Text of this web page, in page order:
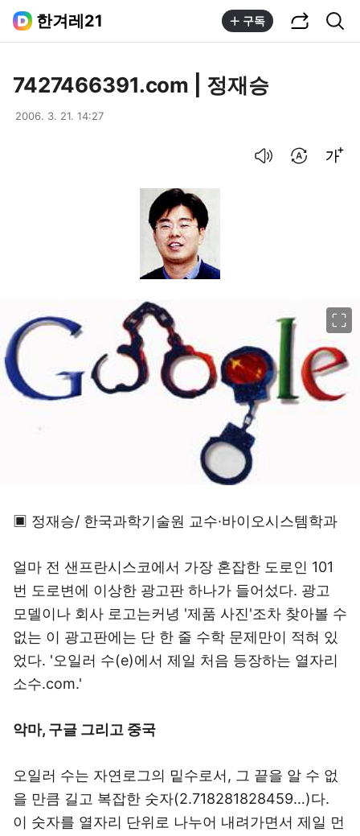
한겨레21 구독
7427466391.com | 정재승
2006. 3. 21. 14:27
▣ 정재승/ 한국과학기술원 교수·바이오시스템학과
얼마 전 샌프란시스코에서 가장 혼잡한 도로인 101
번 도로변에 이상한 광고판 하나가 들어섰다. 광고
모델이나 회사 로고는커녕 '제품 사진'조차 찾아볼 수
없는 이 광고판에는 단 한 줄 수학 문제만이 적혀 있
었다. '오일러 수(e)에서 제일 처음 등장하는 열자리
소수.com.'
악마, 구글 그리고 중국
오일러 수는 자연로그의 밑수로서, 그 끝을 알 수 없
을 만큼 길고 복잡한 숫자(2.718281828459…)다.
이 숫자를 열자리 단위로 나누어 내려가면서 제일 먼